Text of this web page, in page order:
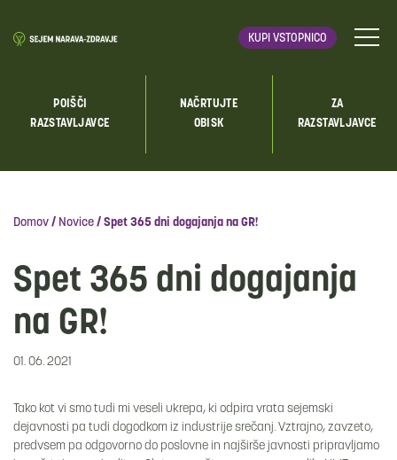
KUPI VSTOPNICO
POIŠČI
RAZSTAVLJAVCE
NAČRTUJTE
OBISK
ZA
RAZSTAVLJAVCE
Domov / Novice / Spet 365 dni dogajanja na GR!
Spet 365 dni dogajanja
na GR!
01. 06. 2021
Tako kot vi smo tudi mi veseli ukrepa, ki odpira vrata sejemski
dejavnosti pa tudi dogodkom iz industrije srečanj. Vztrajno, zavzeto,
predvsem pa odgovorno do poslovne in najširše javnosti pripravljamo